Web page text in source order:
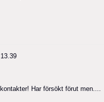
Har försökt förut men....